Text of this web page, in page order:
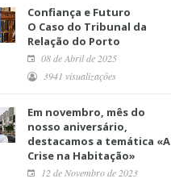
Confiança e Futuro
O Caso do Tribunal da
Relação do Porto
08 de Abril de 2025
3941 visualizações
Em novembro, mês do
nosso aniversário,
destacamos a temática «A
Crise na Habitação»
12 de Novembro de 2023